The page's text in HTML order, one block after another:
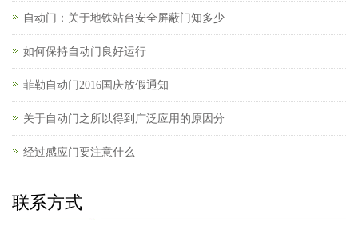
自动门：关于地铁站台安全屏蔽门知多少
如何保持自动门良好运行
菲勒自动门2016国庆放假通知
关于自动门之所以得到广泛应用的原因分
经过感应门要注意什么
联系方式